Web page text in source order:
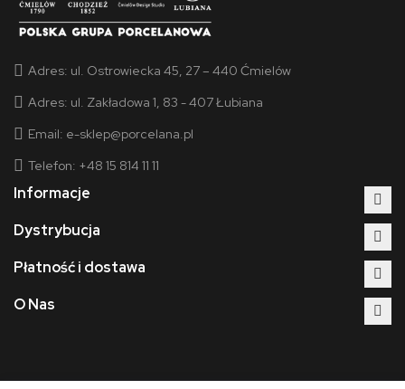
Adres: ul. Ostrowiecka 45, 27 – 440 Ćmielów
Adres: ul. Zakładowa 1, 83 - 407 Łubiana
Email: e-sklep@porcelana.pl
Telefon: +48 15 814 11 11
Informacje
Dystrybucja
Płatność i dostawa
O Nas